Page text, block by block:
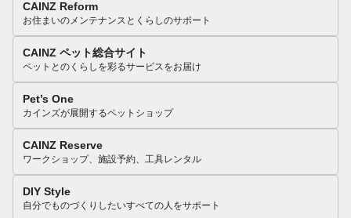
CAINZ Reform
お住まいのメンテナンスとくらしのサポート
CAINZ ペット総合サイト
ペットとのくらしを彩るサービスをお届け
Pet’s One
カインズが展開するペットショップ
CAINZ Reserve
ワークショップ、施設予約、工具レンタル
DIY Style
自分でものづくりしたいすべての人をサポート